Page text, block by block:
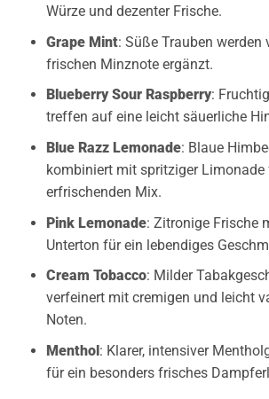
Würze und dezenter Frische.
Grape Mint: Süße Trauben werden
frischen Minznote ergänzt.
Blueberry Sour Raspberry:
treffen auf eine leicht säuerliche
Blue Razz Lemonade: Blaue
kombiniert mit spritziger Limonade
erfrischenden Mix.
Pink Lemonade: Zitronige Frische
Unterton für ein lebendiges
Cream Tobacco: Milder
verfeinert mit cremigen und leicht
Noten.
Menthol: Klarer, intensiver
für ein besonders frisches